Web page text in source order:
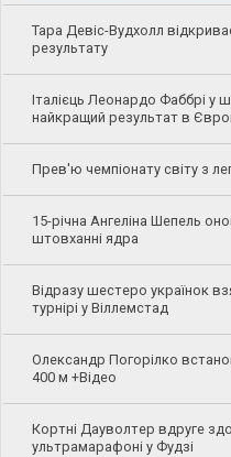
Тара Девіс-Вудхолл
результату
Італієць Леонардо Фаббрі у
найкращий результат в
Прев'ю чемпіонату світу з
15-річна Ангеліна Шепель
штовханні ядра
Відразу шестеро українок
турнірі у Віллемстад
Олександр Погорілко
400 м +Відео
Кортні Дауволтер вдруге
ультрамарафоні у Фудзі